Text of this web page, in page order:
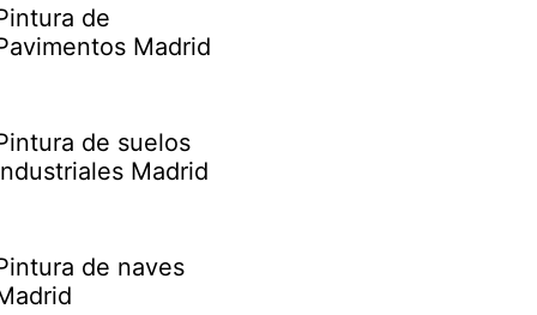
de
Madrid
de suelos
Madrid
de naves